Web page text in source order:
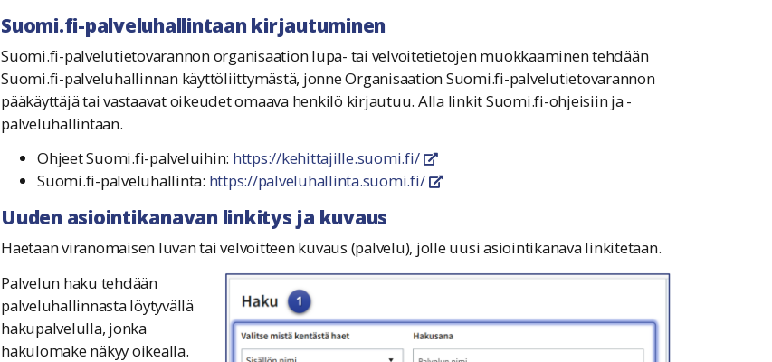
Suomi.fi-palveluhallintaan kirjautuminen
Suomi.fi-palvelutietovarannon organisaation lupa- tai velvoitetietojen muokkaaminen tehdään
Suomi.fi-palveluhallinnan käyttöliittymästä, jonne Organisaation Suomi.fi-palvelutietovarannon
pääkäyttäjä tai vastaavat oikeudet omaava henkilö kirjautuu. Alla linkit Suomi.fi-ohjeisiin ja -
palveluhallintaan.
Ohjeet Suomi.fi-palveluihin: https://kehittajille.suomi.fi/ linkki avautuu uuteen ikkunaan
Suomi.fi-palveluhallinta: https://palveluhallinta.suomi.fi/ linkki avautuu uuteen ikkunaan
Uuden asiointikanavan linkitys ja kuvaus
Haetaan viranomaisen luvan tai velvoitteen kuvaus (palvelu), jolle uusi asiointikanava linkitetään.
Palvelun haku tehdään
palveluhallinnasta löytyvällä
hakupalvelulla, jonka
hakulomake näkyy oikealla.